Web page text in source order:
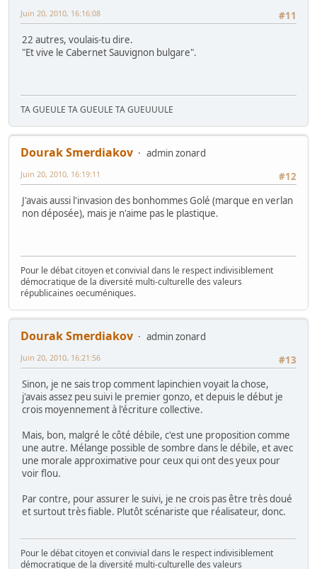
#11
Juin 20, 2010, 16:16:08
22 autres, voulais-tu dire.
"Et vive le Cabernet Sauvignon bulgare".
TA GUEULE TA GUEULE TA GUEUUULE
Dourak Smerdiakov
admin zonard
#12
Juin 20, 2010, 16:19:11
J'avais aussi l'invasion des bonhommes Golé (marque en verlan
non déposée), mais je n'aime pas le plastique.
Pour le débat citoyen et convivial dans le respect indivisiblement
démocratique de la diversité multi-culturelle des valeurs
républicaines oecuméniques.
Dourak Smerdiakov
admin zonard
#13
Juin 20, 2010, 16:21:56
Sinon, je ne sais trop comment lapinchien voyait la chose,
j'avais assez peu suivi le premier gonzo, et depuis le début je
crois moyennement à l'écriture collective.
Mais, bon, malgré le côté débile, c'est une proposition comme
une autre. Mélange possible de sombre dans le débile, et avec
une morale approximative pour ceux qui ont des yeux pour
voir flou.
Par contre, pour assurer le suivi, je ne crois pas être très doué
et surtout très fiable. Plutôt scénariste que réalisateur, donc.
Pour le débat citoyen et convivial dans le respect indivisiblement
démocratique de la diversité multi-culturelle des valeurs